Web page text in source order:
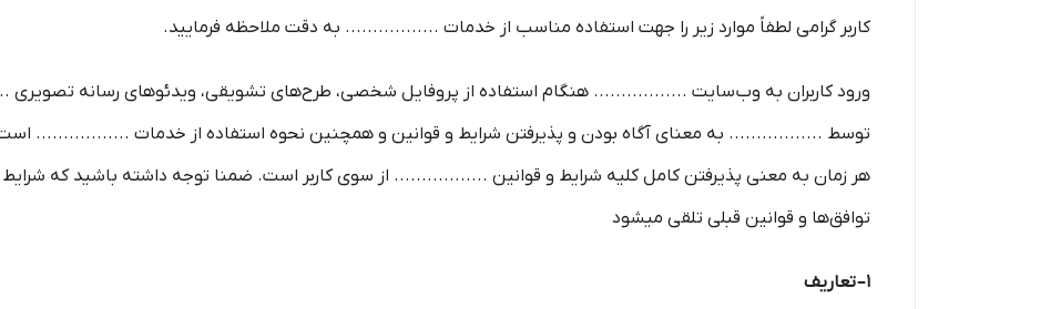
کاربر گرامی لطفاً موارد زیر را جهت استفاده مناسب از خدمات ................. به دقت ملاحظه فرمایید.
ورود کاربران به وب‏‌سایت ................. هنگام استفاده از پروفایل شخصی، طرح‏‌های تشویقی، ویدئوهای رسانه
توسط ................. به معنای آگاه بودن و پذیرفتن شرایط و قوانین و همچنین نحوه استفاده از خدمات .................
هر زمان به معنی پذیرفتن کامل کلیه شرایط و قوانین ................. از سوی کاربر است. ضمنا توجه داشته باشید که شرایط
توافق‏‌ها و قوانین قبلی تلقی میشود
۱– تعاریف